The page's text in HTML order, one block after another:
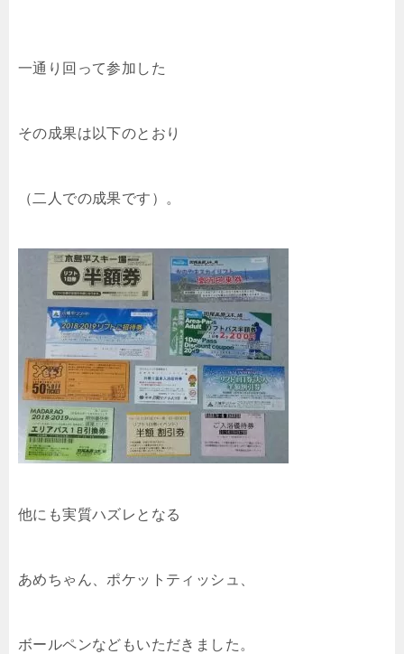
一通り回って参加した
その成果は以下のとおり
（二人での成果です）。
他にも実質ハズレとなる
あめちゃん、ポケットティッシュ、
ボールペンなどもいただきました。